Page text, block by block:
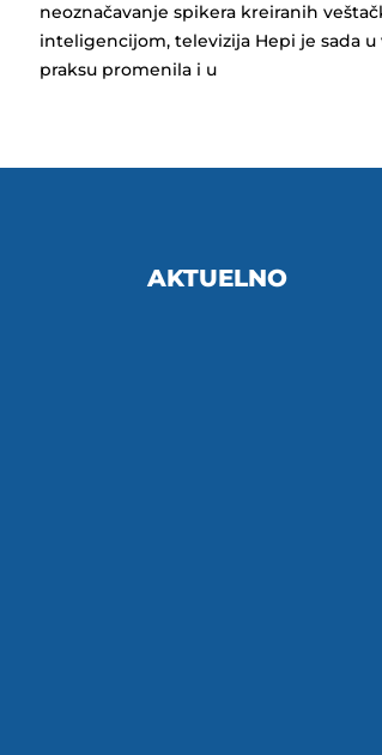
neoznačavanje spikera kreiranih
inteligencijom, televizija Hepi je sada
praksu promenila i u
AKTUELNO